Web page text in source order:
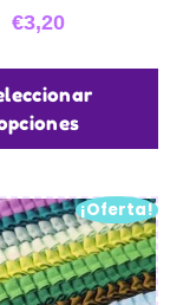
€3,20
¡Oferta!